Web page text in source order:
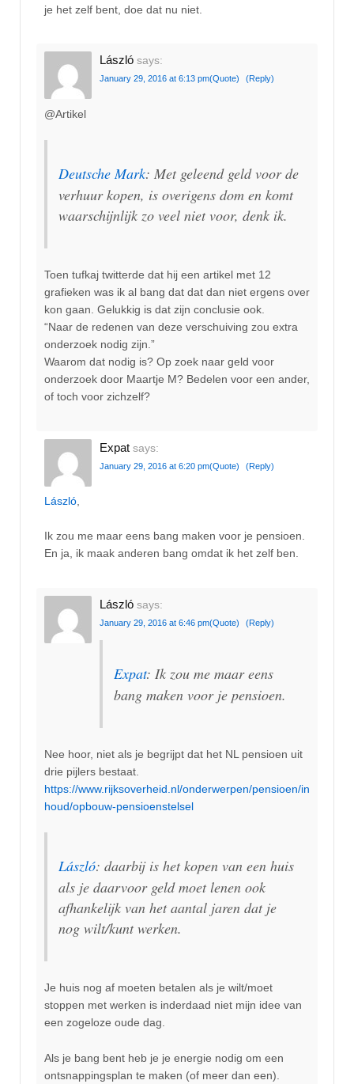
je het zelf bent, doe dat nu niet.
László says:
January 29, 2016 at 6:13 pm(Quote) (Reply)
@Artikel
Deutsche Mark: Met geleend geld voor de
verhuur kopen, is overigens dom en komt
waarschijnlijk zo veel niet voor, denk ik.
Toen tufkaj twitterde dat hij een artikel met 12
grafieken was ik al bang dat dat dan niet ergens over
kon gaan. Gelukkig is dat zijn conclusie ook.
“Naar de redenen van deze verschuiving zou extra
onderzoek nodig zijn.”
Waarom dat nodig is? Op zoek naar geld voor
onderzoek door Maartje M? Bedelen voor een ander,
of toch voor zichzelf?
Expat says:
January 29, 2016 at 6:20 pm(Quote) (Reply)
László
Ik zou me maar eens bang maken voor je pensioen.
En ja, ik maak anderen bang omdat ik het zelf ben.
László says:
January 29, 2016 at 6:46 pm(Quote) (Reply)
Expat: Ik zou me maar eens
bang maken voor je pensioen.
Nee hoor, niet als je begrijpt dat het NL pensioen uit
drie pijlers bestaat.
https://www.rijksoverheid.nl/onderwerpen/pensioen/in
houd/opbouw-pensioenstelsel
László: daarbij is het kopen van een huis
als je daarvoor geld moet lenen ook
afhankelijk van het aantal jaren dat je
nog wilt/kunt werken.
Je huis nog af moeten betalen als je wilt/moet
stoppen met werken is inderdaad niet mijn idee van
een zogeloze oude dag.
Als je bang bent heb je je energie nodig om een
ontsnappingsplan te maken (of meer dan een).